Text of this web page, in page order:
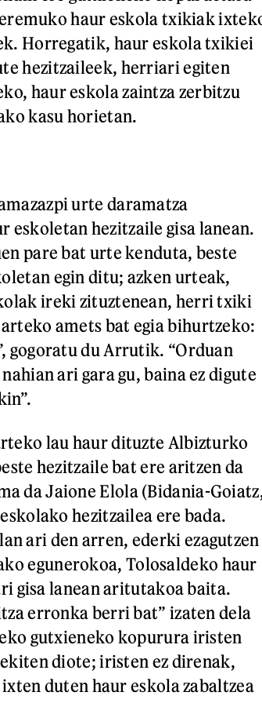
haur eskola txikiak
Horregatik, haur eskola txikiei
hezitzaileek, herriari egiten
haur eskola zaintza zerbitzu
kasu horietan.
urte daramatza
hezitzaile gisa lanean.
pare bat urte kenduta, beste
egin ditu; azken urteak,
ireki zituztenean, herri txiki
amets bat egia bihurtzeko:
gogoratu du Arrutik. “Orduan
ari gara gu, baina ez digute
lau haur dituzte Albizturko
hezitzaile bat ere aritzen da
da Jaione Elola (Bidania-
hezitzailea ere bada.
ari den arren, ederki ezagutzen
egunerokoa, Tolosaldeko haur
gisa lanean aritutakoa baita.
erronka berri bat” izaten dela
gutxieneko kopurura iristen
diote; iristen ez direnak,
duten haur eskola zabaltzea